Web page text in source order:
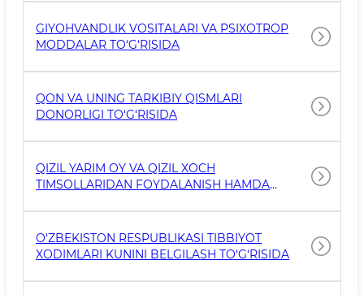
GIYOHVANDLIK VOSITALARI VA PSIXOTROP
MODDALAR TO‘G‘RISIDA
QON VA UNING TARKIBIY QISMLARI
DONORLIGI TO‘G‘RISIDA
QIZIL YARIM OY VA QIZIL XOCH
TIMSOLLARIDAN FOYDALANISH HAMDA
O‘ZBEKISTON RESPUBLIKASI TIBBIYOT
XODIMLARI KUNINI BELGILASH TO‘G‘RISIDA